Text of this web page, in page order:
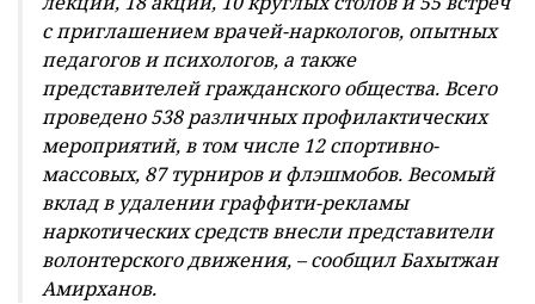
с приглашением врачей-наркологов, опытных
педагогов и психологов, а также
представителей гражданского общества. Всего
проведено 538 различных профилактических
мероприятий, в том числе 12 спортивно-
массовых, 87 турниров и флэшмобов. Весомый
вклад в удалении граффити-рекламы
наркотических средств внесли представители
волонтерского движения, – сообщил Бахытжан
Амирханов.